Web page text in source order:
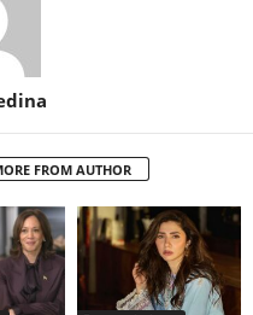
FROM AUTHOR